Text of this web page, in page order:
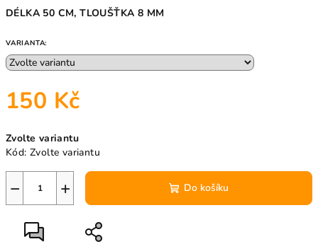
DÉLKA 50 CM, TLOUŠŤKA 8 MM
VARIANTA:
150 Kč
cena:
Zvolte variantu
Kód: Zvolte variantu
+
− Do košíku